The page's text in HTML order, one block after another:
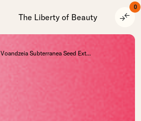
The Liberty of Beauty compare_arrows
0
Voandzeia Subterranea Seed Ext...